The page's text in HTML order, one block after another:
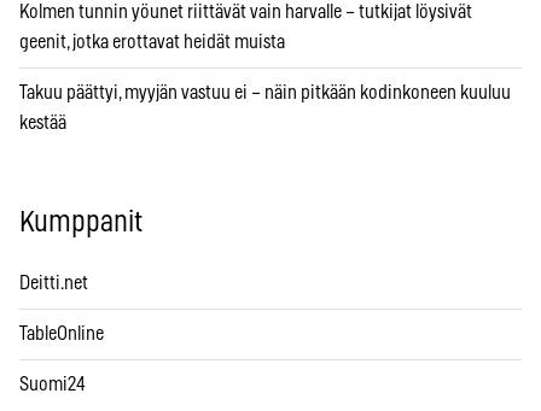
Kolmen tunnin yöunet riittävät vain harvalle – tutkijat löysivät
geenit, jotka erottavat heidät muista
Takuu päättyi, myyjän vastuu ei – näin pitkään kodinkoneen kuuluu
kestää
Kumppanit
Deitti.net
TableOnline
Suomi24